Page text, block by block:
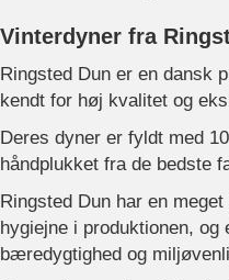
Vinterdyner fra
Ringsted Dun er en dansk
kendt for høj kvalitet og
Deres dyner er fyldt med
håndplukket fra de bedste
Ringsted Dun har en
hygiejne i produktionen,
bæredygtighed og